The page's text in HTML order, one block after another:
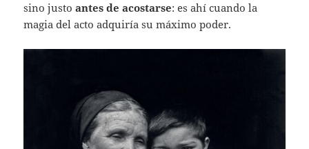
sino justoantes de acostarse: es ahí cuando la
magia del acto adquiría su máximo poder.